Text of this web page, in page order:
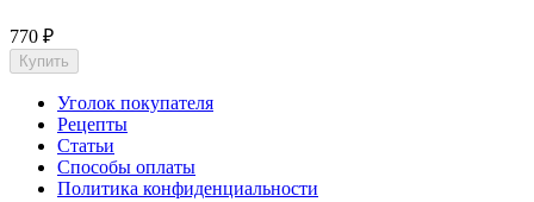
770 ₽
Купить
Уголок покупателя
Рецепты
Статьи
Способы оплаты
Политика конфиденциальности